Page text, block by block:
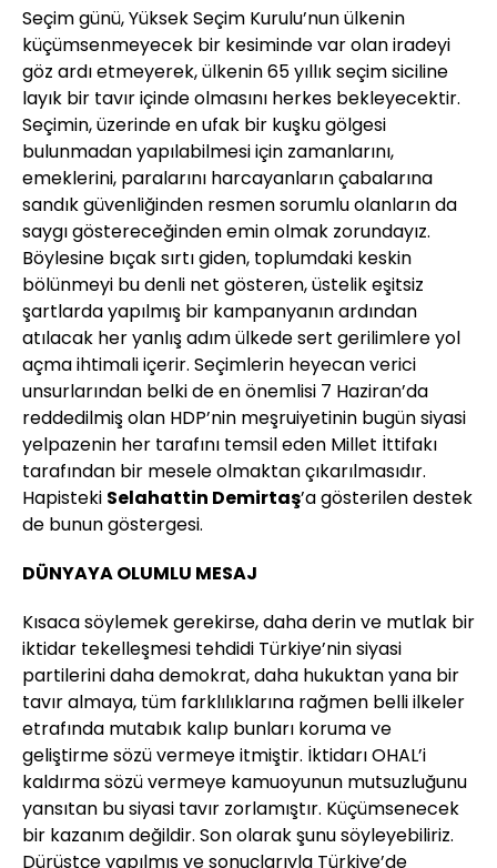
Seçim günü, Yüksek Seçim Kurulu’nun ülkenin
küçümsenmeyecek bir kesiminde var olan iradeyi
göz ardı etmeyerek, ülkenin 65 yıllık seçim siciline
layık bir tavır içinde olmasını herkes bekleyecektir.
Seçimin, üzerinde en ufak bir kuşku gölgesi
bulunmadan yapılabilmesi için zamanlarını,
emeklerini, paralarını harcayanların çabalarına
sandık güvenliğinden resmen sorumlu olanların da
saygı göstereceğinden emin olmak zorundayız.
Böylesine bıçak sırtı giden, toplumdaki keskin
bölünmeyi bu denli net gösteren, üstelik eşitsiz
şartlarda yapılmış bir kampanyanın ardından
atılacak her yanlış adım ülkede sert gerilimlere yol
açma ihtimali içerir. Seçimlerin heyecan verici
unsurlarından belki de en önemlisi 7 Haziran’da
reddedilmiş olan HDP’nin meşruiyetinin bugün siyasi
yelpazenin her tarafını temsil eden Millet İttifakı
tarafından bir mesele olmaktan çıkarılmasıdır.
Hapisteki Selahattin Demirtaş’a gösterilen destek
de bunun göstergesi.
DÜNYAYA OLUMLU MESAJ
Kısaca söylemek gerekirse, daha derin ve mutlak bir
iktidar tekelleşmesi tehdidi Türkiye’nin siyasi
partilerini daha demokrat, daha hukuktan yana bir
tavır almaya, tüm farklılıklarına rağmen belli ilkeler
etrafında mutabık kalıp bunları koruma ve
geliştirme sözü vermeye itmiştir. İktidarı OHAL’i
kaldırma sözü vermeye kamuoyunun mutsuzluğunu
yansıtan bu siyasi tavır zorlamıştır. Küçümsenecek
bir kazanım değildir. Son olarak şunu söyleyebiliriz.
Dürüstçe yapılmış ve sonuçlarıyla Türkiye’de